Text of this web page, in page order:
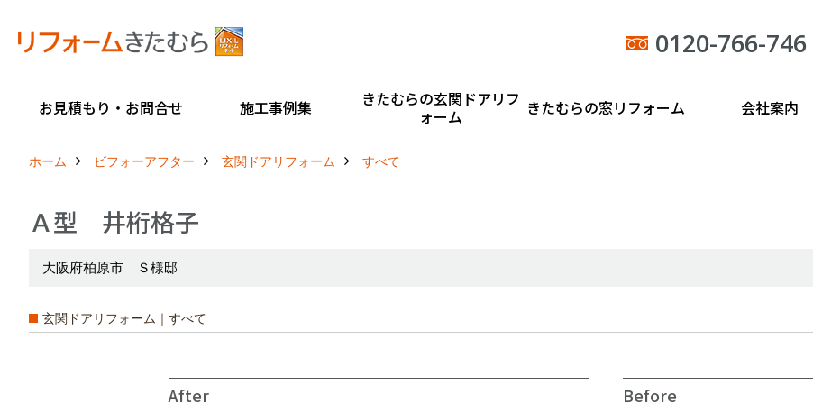
0120-766-746
お見積もり・お問合せ 施工事例集
きたむらの玄関ドアリフ
ォーム
きたむらの窓リフォーム 会社案内
ホーム ビフォーアフター 玄関ドアリフォーム すべて
Ａ型 井桁格子
大阪府柏原市 Ｓ様邸
玄関ドアリフォーム｜すべて
After Before